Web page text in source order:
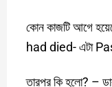
কোন কাজটি আগে
had died- এটা
তারপর কি হলো? –